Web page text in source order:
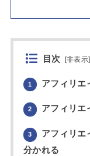
目次 [非表示]
1 アフィリエ
2 アフィリエ
3
アフィリエ
分かれる